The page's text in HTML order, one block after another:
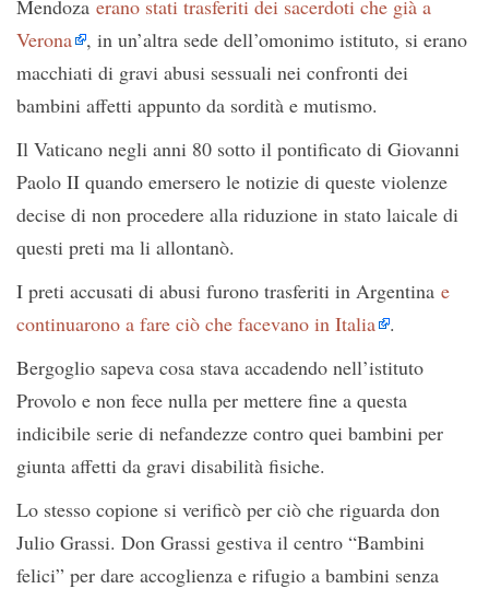
Mendoza erano stati trasferiti dei sacerdoti che già a
Verona , in un’altra sede dell’omonimo istituto, si erano
macchiati di gravi abusi sessuali nei confronti dei
bambini affetti appunto da sordità e mutismo.
Il Vaticano negli anni 80 sotto il pontificato di Giovanni
Paolo II quando emersero le notizie di queste violenze
decise di non procedere alla riduzione in stato laicale di
questi preti ma li allontanò.
I preti accusati di abusi furono trasferiti in Argentina e
continuarono a fare ciò che facevano in Italia .
Bergoglio sapeva cosa stava accadendo nell’istituto
Provolo e non fece nulla per mettere fine a questa
indicibile serie di nefandezze contro quei bambini per
giunta affetti da gravi disabilità fisiche.
Lo stesso copione si verificò per ciò che riguarda don
Julio Grassi. Don Grassi gestiva il centro “Bambini
felici” per dare accoglienza e rifugio a bambini senza